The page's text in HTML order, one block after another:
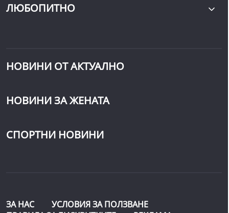
ЛЮБОПИТНО
НОВИНИ ОТ АКТУАЛНО
НОВИНИ ЗА ЖЕНАТА
СПОРТНИ НОВИНИ
ЗА НАС
УСЛОВИЯ ЗА ПОЛЗВАНЕ